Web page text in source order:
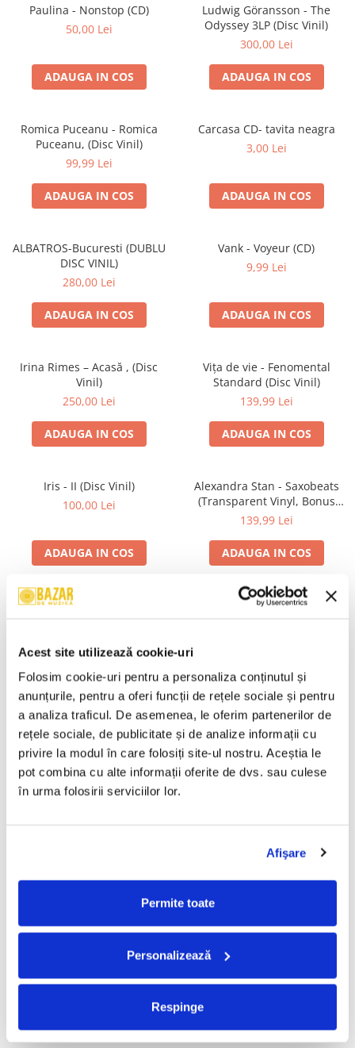
Acest site utilizează cookie-uri
Folosim cookie-uri pentru a personaliza conținutul și
anunțurile, pentru a oferi funcții de rețele sociale și pentru
a analiza traficul. De asemenea, le oferim partenerilor de
rețele sociale, de publicitate și de analize informații cu
privire la modul în care folosiți site-ul nostru. Aceștia le
pot combina cu alte informații oferite de dvs. sau culese
în urma folosirii serviciilor lor.
Afişare
Permite toate
Personalizează
Respinge
Viniluri Românești
Colecția Electrecord
Paulina - Nonstop (CD)
50,00 Lei
ADAUGA IN COS
Ludwig Göransson - The
Odyssey 3LP (Disc Vinil)
300,00 Lei
ADAUGA IN COS
Romica Puceanu - Romica
Puceanu, (Disc Vinil)
99,99 Lei
ADAUGA IN COS
Carcasa CD- tavita neagra
3,00 Lei
ADAUGA IN COS
ALBATROS-Bucuresti (DUBLU
DISC VINIL)
280,00 Lei
ADAUGA IN COS
Vank - Voyeur (CD)
9,99 Lei
ADAUGA IN COS
Irina Rimes – Acasă , (Disc
Vinil)
250,00 Lei
ADAUGA IN COS
Vița de vie - Fenomental
Standard (Disc Vinil)
139,99 Lei
ADAUGA IN COS
Iris - II (Disc Vinil)
100,00 Lei
ADAUGA IN COS
Alexandra Stan - Saxobeats
(Transparent Vinyl, Bonus
Tracks) ) (Disc Vinil)
139,99 Lei
ADAUGA IN COS
Unknown Artist - Povești ,
ADAUGA IN COS
Genesis - We Can't Dance,
ADAUGA IN COS
R.E.M. - Monster , (CD)
29,99 Lei
ADAUGA IN COS
Mădălina Manole - Dulce De
Tot, (CD)
99,99 Lei
189,00 Lei
50,00 Lei
Cargo- Spiritus Sanctus (Editie
Aniversara) (Disc Vinil)
ADAUGA IN COS
Partizan - Am Cu Ce (Disc
Vinil)
ADAUGA IN COS